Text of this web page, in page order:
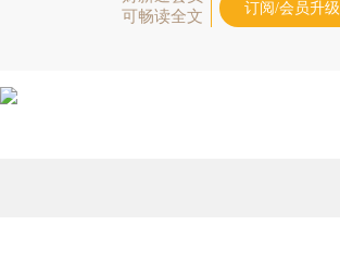
可畅读全文
订阅/会员升级